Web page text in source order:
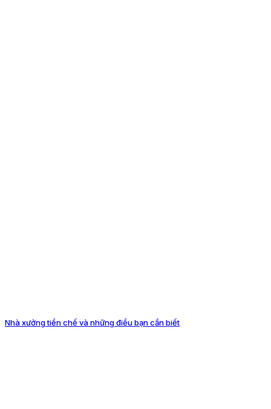
Nhà xưởng tiền chế và những điều bạn cần biết